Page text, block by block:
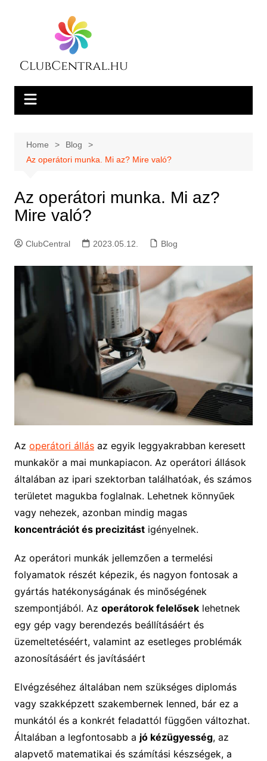
Home
Blog
Az operátori munka. Mi az? Mire való?
Az operátori munka. Mi az?
Mire való?
ClubCentral 2023.05.12. Blog
Az operátori állásaz egyik leggyakrabban keresett
munkakör a mai munkapiacon. Az operátori állások
általában az ipari szektorban találhatóak, és számos
területet magukba foglalnak. Lehetnek könnyűek
vagy nehezek, azonban mindig magas
koncentrációt és precizitástigényelnek.
Az operátori munkák jellemzően a termelési
folyamatok részét képezik, és nagyon fontosak a
gyártás hatékonyságának és minőségének
szempontjából. Az operátorok felelőseklehetnek
egy gép vagy berendezés beállításáért és
üzemeltetéséért, valamint az esetleges problémák
azonosításáért és javításáért
Elvégzéséhez általában nem szükséges diplomás
vagy szakképzett szakembernek lenned, bár ez a
munkától és a konkrét feladattól függően változhat.
Általában a legfontosabb a jó kézügyesség, az
alapvető matematikai és számítási készségek, a